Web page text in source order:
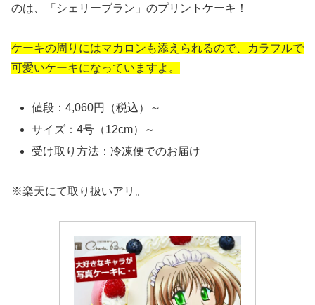
のは、「シェリーブラン」のプリントケーキ！
ケーキの周りにはマカロンも添えられるので、カラフルで
可愛いケーキになっていますよ。
値段：4,060円（税込）～
サイズ：4号（12cm）～
受け取り方法：冷凍便でのお届け
※楽天にて取り扱いアリ。